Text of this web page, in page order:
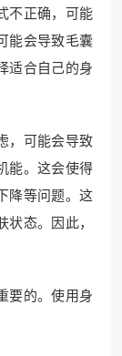
不正确，可能
能会导致毛囊
适合自己的身
，可能会导致
能。这会使得
降等问题。这
态。因此，
要的。使用身